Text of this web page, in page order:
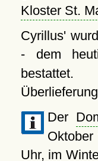
Kloster St.
Cyrillus'
- dem
bestattet.
Der
Uhr, im